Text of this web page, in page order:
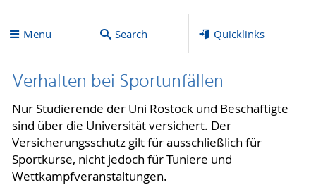
Menu Search Quicklinks
Verhalten bei Sportunfällen
Nur Studierende der Uni Rostock und Beschäftigte
sind über die Universität versichert. Der
Versicherungsschutz gilt für ausschließlich für
Sportkurse, nicht jedoch für Tuniere und
Wettkampfveranstaltungen.